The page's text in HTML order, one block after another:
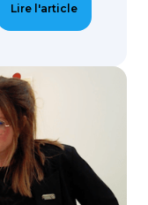
Lire l'article